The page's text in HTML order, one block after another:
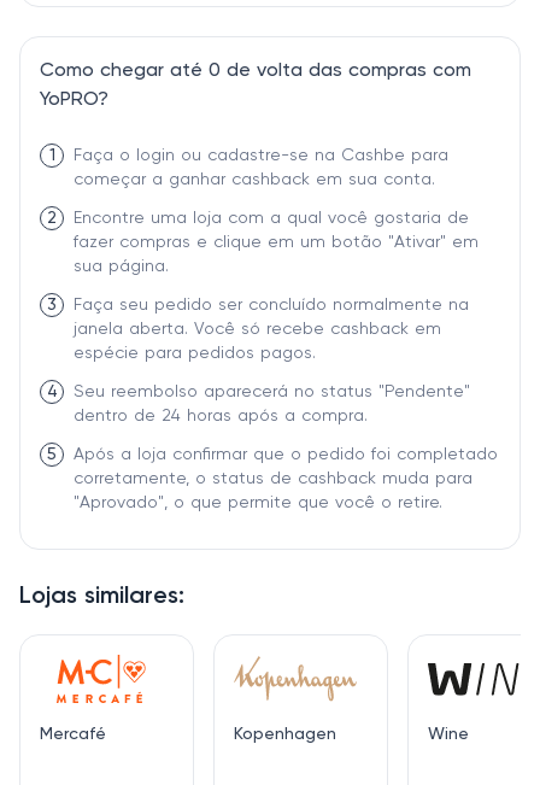
Lojas similares:
Mercafé Kopenhagen Wine
Como chegar até 0 de volta das compras com
YoPRO?
1
Faça o login ou cadastre-se na Cashbe para
começar a ganhar cashback em sua conta.
2
Encontre uma loja com a qual você gostaria de
fazer compras e clique em um botão "Ativar" em
sua página.
3
Faça seu pedido ser concluído normalmente na
janela aberta. Você só recebe cashback em
espécie para pedidos pagos.
4
Seu reembolso aparecerá no status "Pendente"
dentro de 24 horas após a compra.
5
Após a loja confirmar que o pedido foi completado
corretamente, o status de cashback muda para
"Aprovado", o que permite que você o retire.